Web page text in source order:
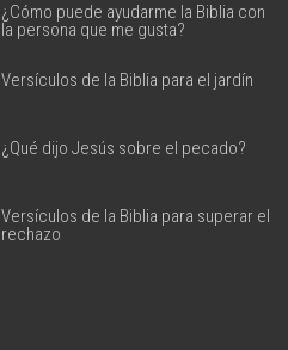
¿Cómo puede ayudarme la Biblia con
la persona que me gusta?
Versículos de la Biblia para el jardín
¿Qué dijo Jesús sobre el pecado?
Versículos de la Biblia para superar el
rechazo